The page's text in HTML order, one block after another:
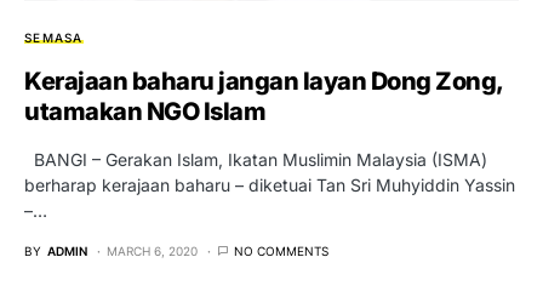
SEMASA
Kerajaan baharu jangan layan Dong Zong,
utamakan NGO Islam
BANGI – Gerakan Islam, Ikatan Muslimin Malaysia (ISMA)
berharap kerajaan baharu – diketuai Tan Sri Muhyiddin Yassin
–…
BY ADMIN MARCH 6, 2020 NO COMMENTS